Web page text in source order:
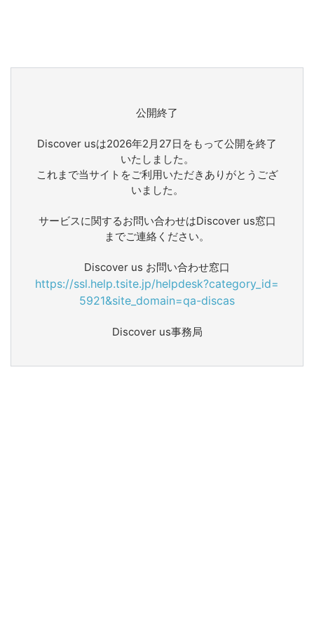
公開終了
Discover usは2026年2月27日をもって公開を終了
いたしました。
これまで当サイトをご利用いただきありがとうござ
いました。
サービスに関するお問い合わせはDiscover us窓口
までご連絡ください。
Discover us お問い合わせ窓口
https://ssl.help.tsite.jp/helpdesk?category_id=
5921&site_domain=qa-discas
Discover us事務局